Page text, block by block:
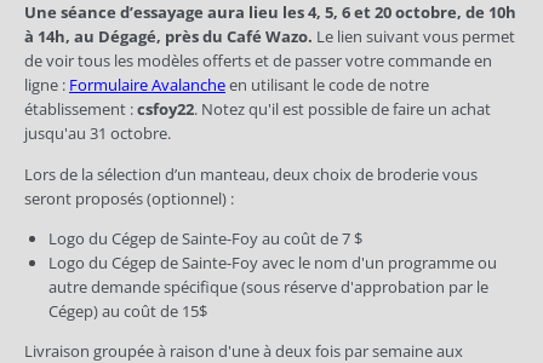
Une séance d’essayage aura lieu les 4, 5, 6 et 20 octobre, de 10h
à 14h, au Dégagé, près du Café Wazo. Le lien suivant vous permet
de voir tous les modèles offerts et de passer votre commande en
ligne : Formulaire Avalancheen utilisant le code de notre
établissement :csfoy22. Notez qu'il est possible de faire un achat
jusqu'au 31 octobre.
Lors de la sélection d’un manteau, deux choix de broderie vous
seront proposés (optionnel) :
Logo du Cégep de Sainte-Foy au coût de 7 $
Logo du Cégep de Sainte-Foy avec le nom d'un programme ou
autre demande spécifique (sous réserve d'approbation par le
Cégep) au coût de 15$
Livraison groupée à raison d'une à deux fois par semaine aux